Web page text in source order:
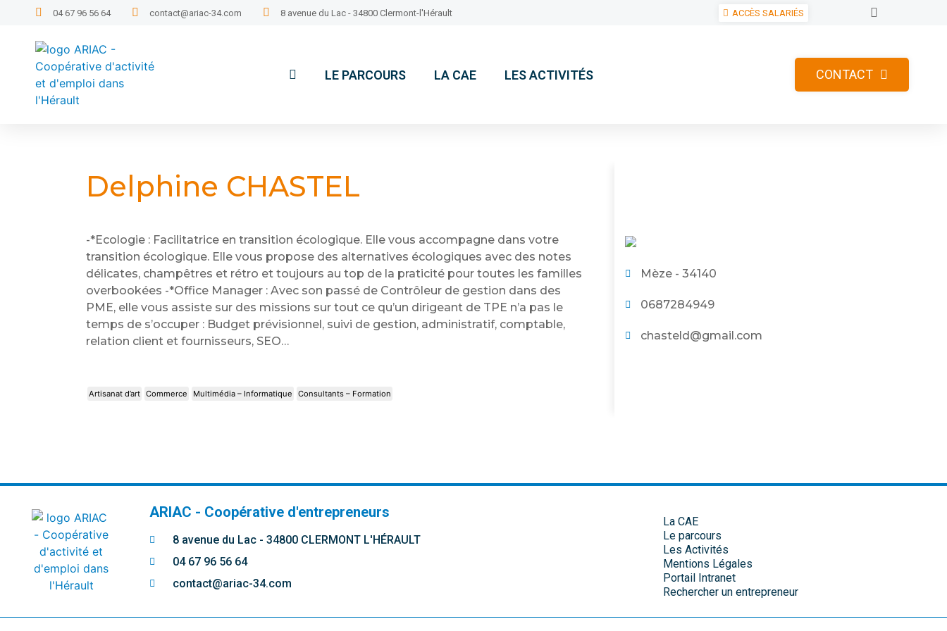
04 67 96 56 64 contact@ariac-34.com 8 avenue du Lac - 34800 Clermont-l'Hérault ACCÈS SALARIÉS
LE PARCOURS LA CAE LES ACTIVITÉS CONTACT
Delphine CHASTEL
-*Ecologie : Facilitatrice en transition écologique. Elle vous accompagne dans votre
transition écologique. Elle vous propose des alternatives écologiques avec des notes
délicates, champêtres et rétro et toujours au top de la praticité pour toutes les familles
overbookées -*Office Manager : Avec son passé de Contrôleur de gestion dans des
PME, elle vous assiste sur des missions sur tout ce qu’un dirigeant de TPE n’a pas le
temps de s’occuper : Budget prévisionnel, suivi de gestion, administratif, comptable,
relation client et fournisseurs, SEO…
Artisanat d’art Commerce Multimédia – Informatique Consultants – Formation
Mèze - 34140
0687284949
chasteld@gmail.com
ARIAC - Coopérative d'entrepreneurs
8 avenue du Lac - 34800 CLERMONT L'HÉRAULT
04 67 96 56 64
contact@ariac-34.com
La CAE
Le parcours
Les Activités
Mentions Légales
Portail Intranet
Rechercher un entrepreneur